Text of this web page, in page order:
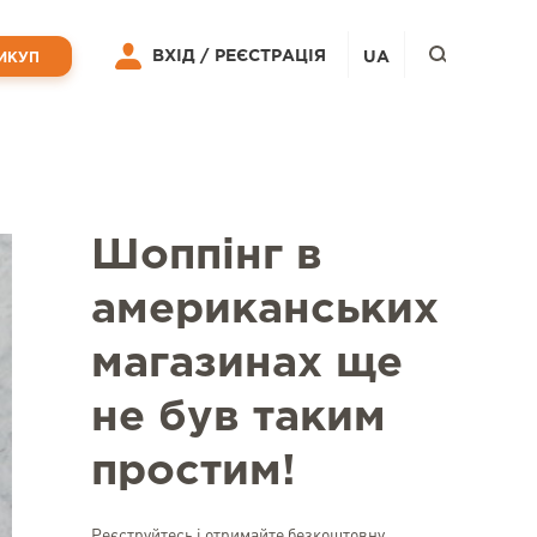
Шоппінг в
американських
магазинах ще
не був таким
простим!
ВХІД / РЕЄСТРАЦІЯ UA